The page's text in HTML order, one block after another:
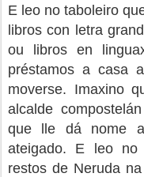
E leo no taboleiro
libros con letra
ou libros en
préstamos a casa
moverse. Imaxino
alcalde compostelán
que lle dá nome
ateigado. E leo no
restos de Neruda